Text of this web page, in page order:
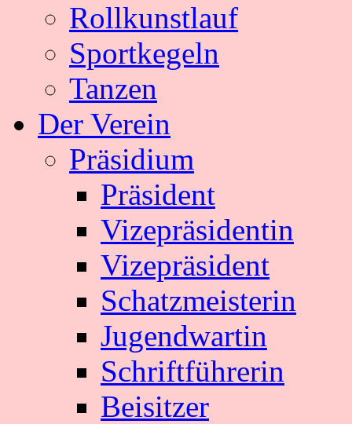
Rollkunstlauf
Sportkegeln
Tanzen
Der Verein
Präsidium
Präsident
Vizepräsidentin
Vizepräsident
Schatzmeisterin
Jugendwartin
Schriftführerin
Beisitzer